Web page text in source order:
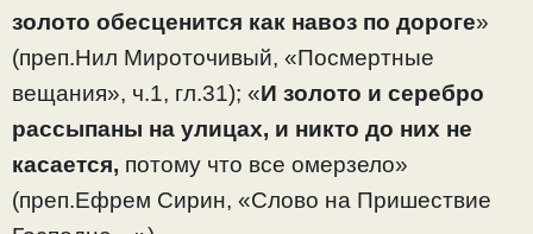
золото обесценится как навоз по дороге»
(преп.Нил Мироточивый, «Посмертные
вещания», ч.1, гл.31); «И золото и серебро
рассыпаны на улицах, и никто до них не
касается, потому что все омерзело»
(преп.Ефрем Сирин, «Слово на Пришествие